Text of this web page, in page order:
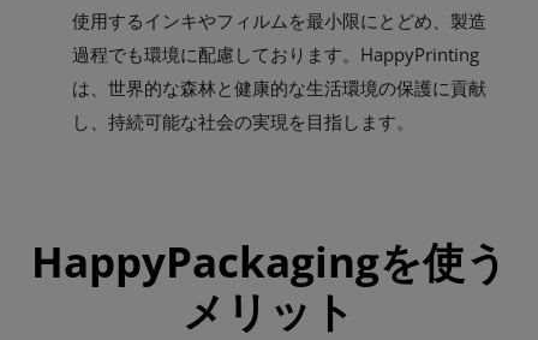
使用するインキやフィルムを最小限にとどめ、製造
過程でも環境に配慮しております。HappyPrinting
は、世界的な森林と健康的な生活環境の保護に貢献
し、持続可能な社会の実現を目指します。
HappyPackagingを使う
メリット